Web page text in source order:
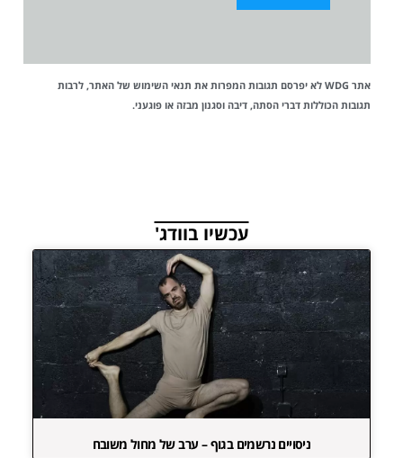
אתר WDG לא יפרסם תגובות המפרות את תנאי השימוש של האתר, לרבות
תגובות הכוללות דברי הסתה, דיבה וסגנון מבזה או פוגעני.
עכשיו בוודג'
ניסויים נרשמים בגוף – ערב של מחול משובח